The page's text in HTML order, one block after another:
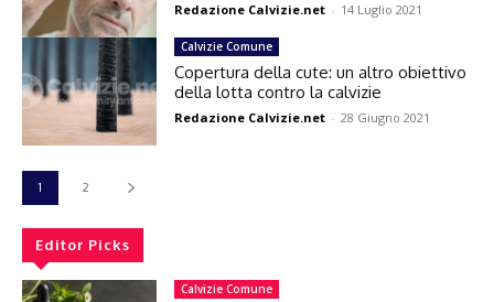
Redazione Calvizie.net - 14 Luglio 2021
Calvizie Comune
Copertura della cute: un altro obiettivo
della lotta contro la calvizie
Redazione Calvizie.net - 28 Giugno 2021
1 2
Editor Picks
Calvizie Comune